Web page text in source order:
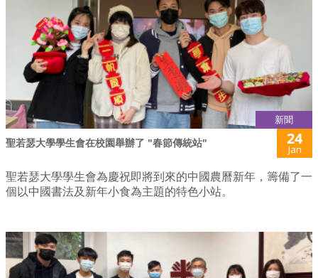
新聞
聖若瑟大學學生會在校園舉辦了 "春節傳統站" 24
Jan
聖若瑟大學學生會為慶祝即將到來的中國農曆新年，籌備了一
個以中國書法及新年小食為主題的特色小站。